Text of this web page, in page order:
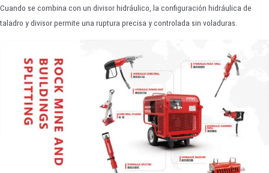
Cuando se combina con un divisor hidráulico, la configuración hidráulica de
taladro y divisor permite una ruptura precisa y controlada sin voladuras.